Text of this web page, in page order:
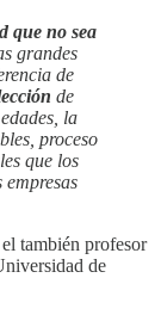
que no sea
grandes
de
de
la
proceso
que los
también profesor
de